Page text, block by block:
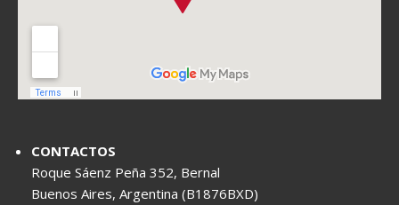
CONTACTOS
Roque Sáenz Peña 352, Bernal
Buenos Aires, Argentina (B1876BXD)